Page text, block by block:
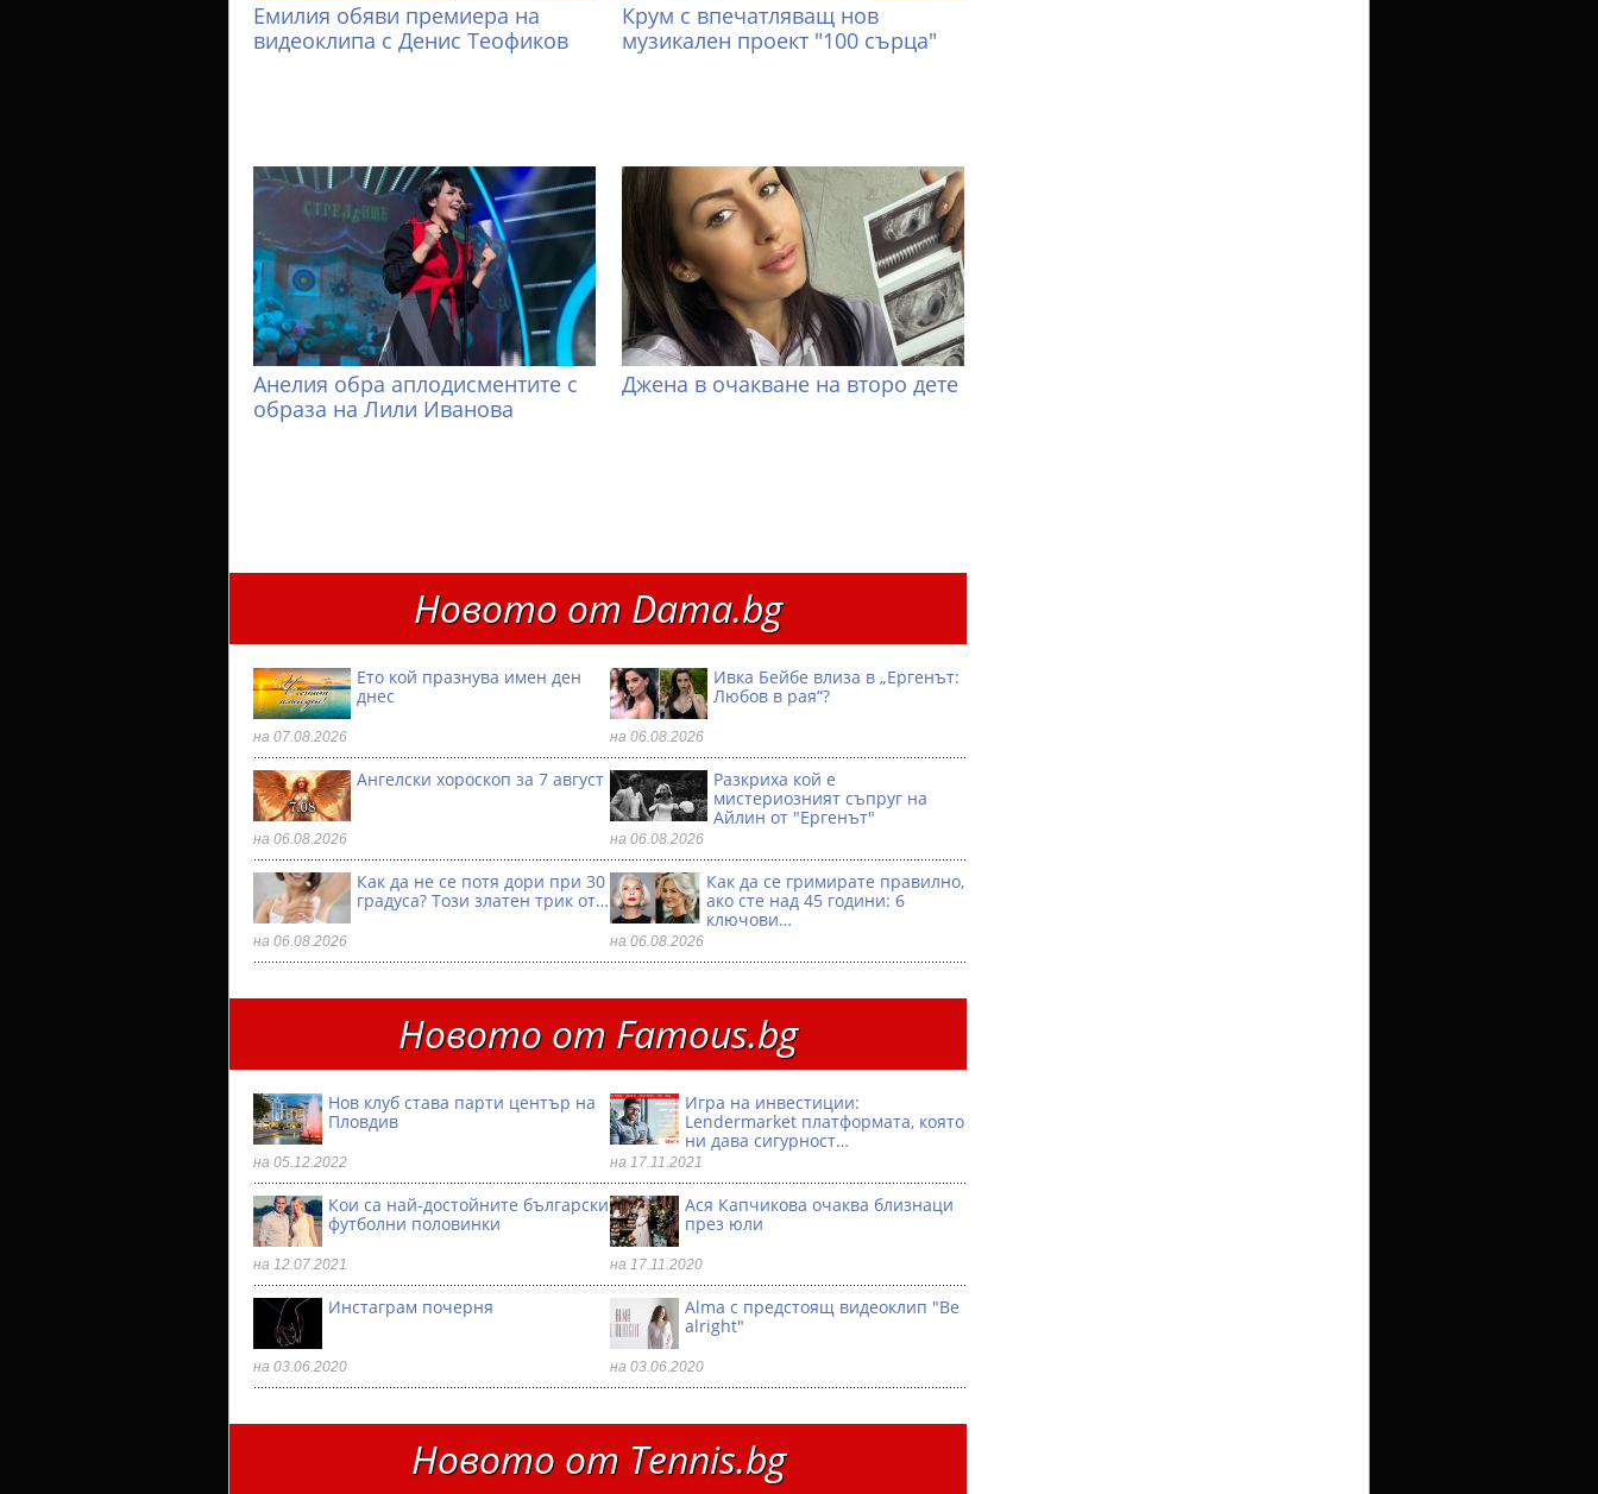
Емилия обяви премиера на
видеоклипа с Денис Теофиков
Крум с впечатляващ нов
музикален проект "100 сърца"
Анелия обра аплодисментите с
образа на Лили Иванова
Джена в очакване на второ дете
Новото от Dama.bg
Ето кой празнува имен ден
днес
на 07.08.2026
Ивка Бейбе влиза в „Ергенът:
Любов в рая“?
на 06.08.2026
Ангелски хороскоп за 7 август
на 06.08.2026
Разкриха кой е
мистериозният съпруг на
Айлин от "Ергенът"
на 06.08.2026
Как да не се потя дори при 30
градуса? Този златен трик от…
на 06.08.2026
Как да се гримирате правилно,
ако сте над 45 години: 6
ключови…
на 06.08.2026
Новото от Famous.bg
Нов клуб става парти център на
Пловдив
на 05.12.2022
Игра на инвестиции:
Lendermarket платформата, която
ни дава сигурност…
на 17.11.2021
Кои са най-достойните български
футболни половинки
на 12.07.2021
Ася Капчикова очаква близнаци
през юли
на 17.11.2020
Инстаграм почерня
на 03.06.2020
Alma с предстоящ видеоклип "Be
alright"
на 03.06.2020
Новото от Тennis.bg